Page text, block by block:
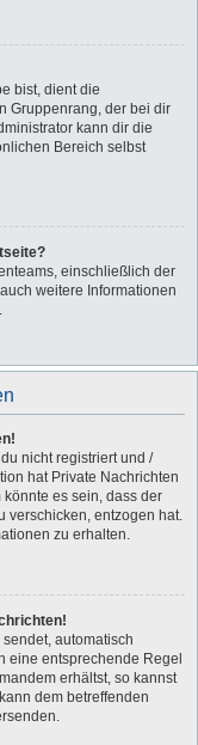
bist, dient die
Gruppenrang, der bei dir
kann dir die
Bereich selbst
einschließlich der
weitere Informationen
nicht registriert und /
hat Private Nachrichten
es sein, dass der
verschicken, entzogen hat.
zu erhalten.
automatisch
eine entsprechende Regel
erhältst, so kannst
dem betreffenden